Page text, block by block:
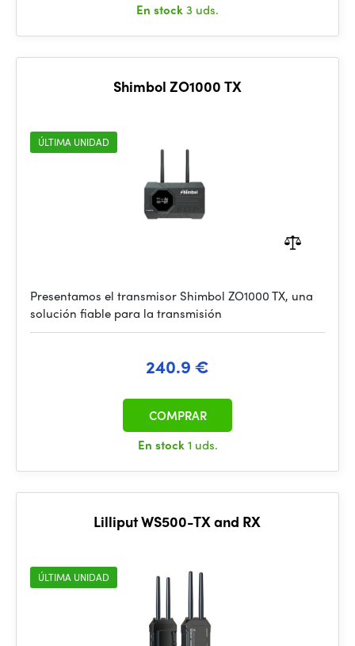
En stock3 uds.
Shimbol ZO1000 TX
ÚLTIMA UNIDAD
Presentamos el transmisor Shimbol ZO1000 TX, una
solución fiable para la transmisión
240.9 €
En stock1 uds.
COMPRAR
Lilliput WS500-TX and RX
ÚLTIMA UNIDAD